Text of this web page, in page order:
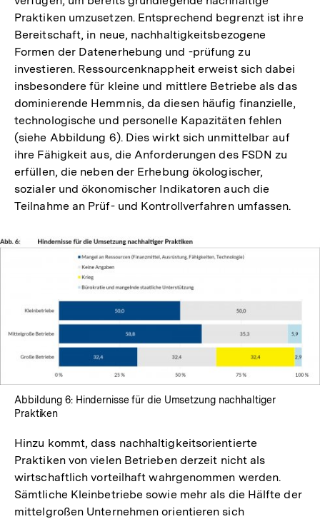
Praktiken umzusetzen. Entsprechend begrenzt ist ihre
Bereitschaft, in neue, nachhaltigkeitsbezogene
Formen der Datenerhebung und -prüfung zu
investieren. Ressourcenknappheit erweist sich dabei
insbesondere für kleine und mittlere Betriebe als das
dominierende Hemmnis, da diesen häufig finanzielle,
technologische und personelle Kapazitäten fehlen
(siehe Abbildung 6). Dies wirkt sich unmittelbar auf
ihre Fähigkeit aus, die Anforderungen des FSDN zu
erfüllen, die neben der Erhebung ökologischer,
sozialer und ökonomischer Indikatoren auch die
Teilnahme an Prüf- und Kontrollverfahren umfassen.
Abbildung 6: Hindernisse für die Umsetzung nachhaltiger
Praktiken
Hinzu kommt, dass nachhaltigkeitsorientierte
Praktiken von vielen Betrieben derzeit nicht als
wirtschaftlich vorteilhaft wahrgenommen werden.
Sämtliche Kleinbetriebe sowie mehr als die Hälfte der
mittelgroßen Unternehmen orientieren sich